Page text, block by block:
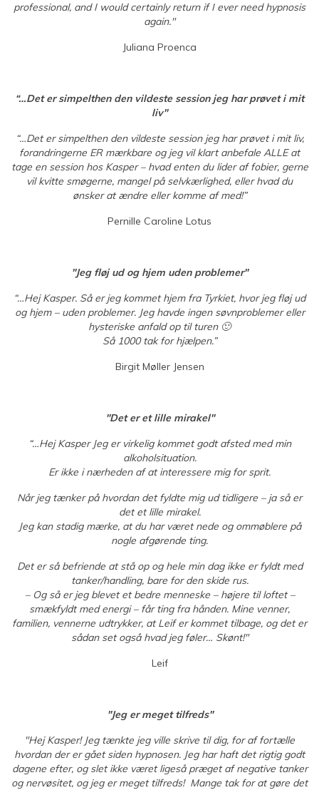
professional, and I would certainly return if I ever need hypnosis
again."
Juliana Proenca
“…Det er simpelthen den vildeste session jeg har prøvet i mit
liv"
“…Det er simpelthen den vildeste session jeg har prøvet i mit liv,
forandringerne ER mærkbare og jeg vil klart anbefale ALLE at
tage en session hos Kasper – hvad enten du lider af fobier, gerne
vil kvitte smøgerne, mangel på selvkærlighed, eller hvad du
ønsker at ændre eller komme af med!”
Pernille Caroline Lotus
"Jeg fløj ud og hjem uden problemer"
“…Hej Kasper. Så er jeg kommet hjem fra Tyrkiet, hvor jeg fløj ud
og hjem – uden problemer. Jeg havde ingen søvnproblemer eller
hysteriske anfald op til turen 🙂
Så 1000 tak for hjælpen.”
Birgit Møller Jensen
"Det er et lille mirakel"
“…Hej Kasper Jeg er virkelig kommet godt afsted med min
alkoholsituation.
Er ikke i nærheden af at interessere mig for sprit.
Når jeg tænker på hvordan det fyldte mig ud tidligere – ja så er
det et lille mirakel.
Jeg kan stadig mærke, at du har været nede og ommøblere på
nogle afgørende ting.
Det er så befriende at stå op og hele min dag ikke er fyldt med
tanker/handling, bare for den skide rus.
– Og så er jeg blevet et bedre menneske – højere til loftet –
smækfyldt med energi – får ting fra hånden. Mine venner,
familien, vennerne udtrykker, at Leif er kommet tilbage, og det er
sådan set også hvad jeg føler… Skønt!"
Leif
"Jeg er meget tilfreds"
"Hej Kasper! Jeg tænkte jeg ville skrive til dig, for af fortælle
hvordan der er gået siden hypnosen. Jeg har haft det rigtig godt
dagene efter, og slet ikke været ligeså præget af negative tanker
og nervøsitet, og jeg er meget tilfreds! Mange tak for at gøre det